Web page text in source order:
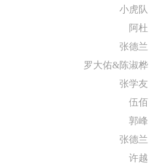
小虎队
阿杜
张德兰
罗大佑&陈淑桦
张学友
伍佰
郭峰
张德兰
许越